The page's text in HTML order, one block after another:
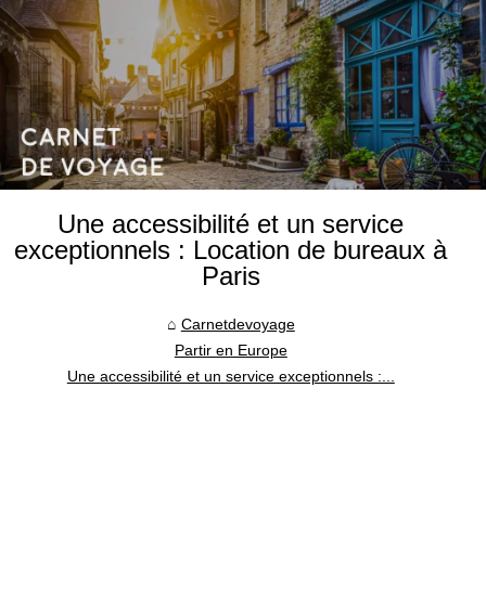
Une accessibilité et un service
exceptionnels : Location de bureaux à
Paris
Carnetdevoyage
Partir en Europe
Une accessibilité et un service exceptionnels :...